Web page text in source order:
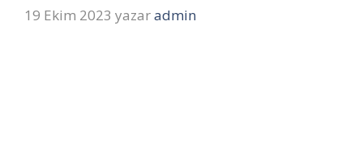
19 Ekim 2023 yazaradmin